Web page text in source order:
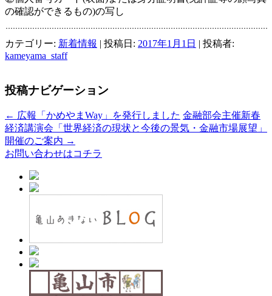
の確認ができるもの)の写し
カテゴリー: 新着情報 | 投稿日: 2017年1月1日 | 投稿者:
kameyama_staff
投稿ナビゲーション
← 広報「かめやまWay」を発行しました 金融部会主催新春
経済講演会「世界経済の現状と今後の景気・金融市場展望」
開催のご案内 →
お問い合わせはコチラ